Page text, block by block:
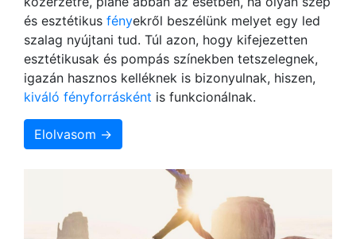
és esztétikus fényekről beszélünk melyet egy led
szalag nyújtani tud. Túl azon, hogy kifejezetten
esztétikusak és pompás színekben tetszelegnek,
igazán hasznos kelléknek is bizonyulnak, hiszen,
kiváló fényforrásként is funkcionálnak.
Elolvasom →